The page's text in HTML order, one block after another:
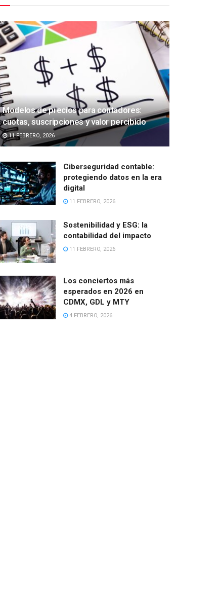
Modelos de precios para contadores:
cuotas, suscripciones y valor percibido
11 FEBRERO, 2026
Ciberseguridad contable:
protegiendo datos en la era
digital
11 FEBRERO, 2026
Sostenibilidad y ESG: la
contabilidad del impacto
11 FEBRERO, 2026
Los conciertos más
esperados en 2026 en
CDMX, GDL y MTY
4 FEBRERO, 2026